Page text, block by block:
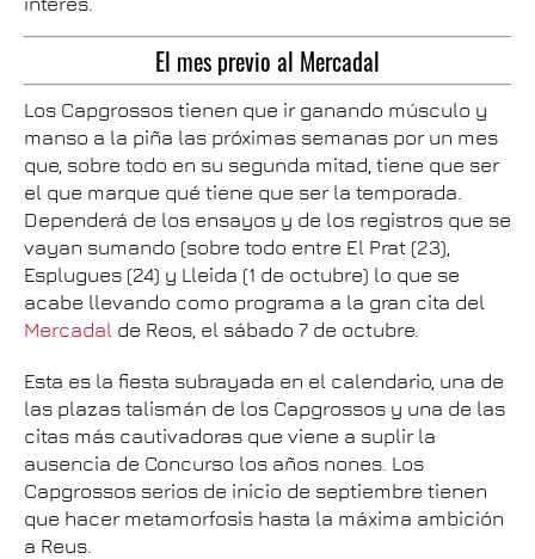
El mes previo al Mercadal
Los Capgrossos tienen que ir ganando músculo y
manso a la piña las próximas semanas por un mes
que, sobre todo en su segunda mitad, tiene que ser
el que marque qué tiene que ser la temporada.
Dependerá de los ensayos y de los registros que se
vayan sumando (sobre todo entre El Prat (23),
Esplugues (24) y Lleida (1 de octubre) lo que se
acabe llevando como programa a la gran cita del
Mercadal de Reos, el sábado 7 de octubre.
Esta es la fiesta subrayada en el calendario, una de
las plazas talismán de los Capgrossos y una de las
citas más cautivadoras que viene a suplir la
ausencia de Concurso los años nones. Los
Capgrossos serios de inicio de septiembre tienen
que hacer metamorfosis hasta la máxima ambición
a Reus.